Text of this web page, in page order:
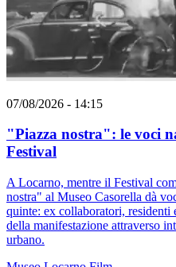
07/08/2026 - 14:15
"Piazza nostra": le voci
Festival
A Locarno, mentre il Festival
nostra" al Museo Casorella dà
quinte: ex collaboratori, residenti
della manifestazione attraverso
urbano.